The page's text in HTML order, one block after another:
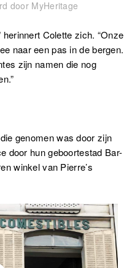
door MyHeritage
herinnert Colette zich. “Onze
naar een pas in de bergen.
zijn namen die nog
genomen was door zijn
door hun geboortestad Bar-
winkel van Pierre’s